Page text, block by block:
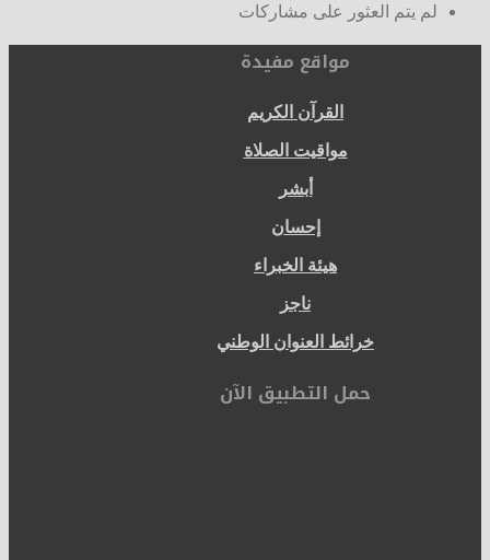
لم يتم العثور على مشاركات
مواقع مفيدة
القرآن الكريم
مواقيت الصلاة
أبشر
إحسان
هيئة الخبراء
ناجز
خرائط العنوان الوطني
حمل التطبيق الآن